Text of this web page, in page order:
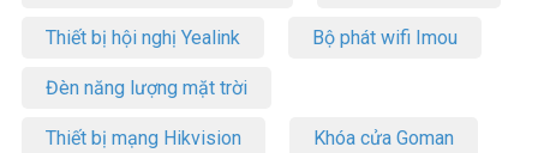
Thiết bị hội nghị Yealink Bộ phát wifi Imou
Đèn năng lượng mặt trời
Thiết bị mạng Hikvision Khóa cửa Goman